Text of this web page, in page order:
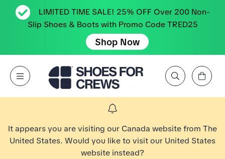
LIMITED TIME SALE! 25% OFF Over 200 Non-
Slip Shoes & Boots with Promo Code TRED25
Shop Now
Open Menu
Aller à la page d’accueil Shoes For Crews
Rechercher par marque, caractéristique, style, couleur, etc.
Affichez le panier
It appears you are visiting our Canada website from The
United States. Would you like to visit our United States
website instead?